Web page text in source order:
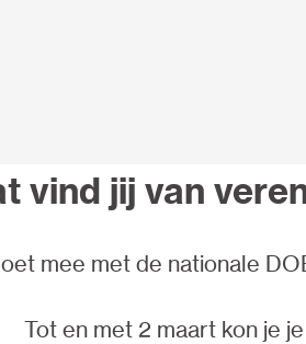
vind jij van
mee met de nationale
Tot en met 2 maart kon je